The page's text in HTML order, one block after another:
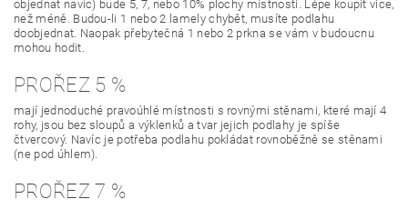
objednat navíc) bude 5, 7, nebo 10% plochy místnosti. Lépe koupit více,
než méně. Budou-li 1 nebo 2 lamely chybět, musíte podlahu
doobjednat. Naopak přebytečná 1 nebo 2 prkna se vám v budoucnu
mohou hodit.
PROŘEZ 5 %
mají jednoduché pravoúhlé místnosti s rovnými stěnami, které mají 4
rohy, jsou bez sloupů a výklenků a tvar jejich podlahy je spíše
čtvercový. Navíc je potřeba podlahu pokládat rovnoběžně se stěnami
(ne pod úhlem).
PROŘEZ 7 %